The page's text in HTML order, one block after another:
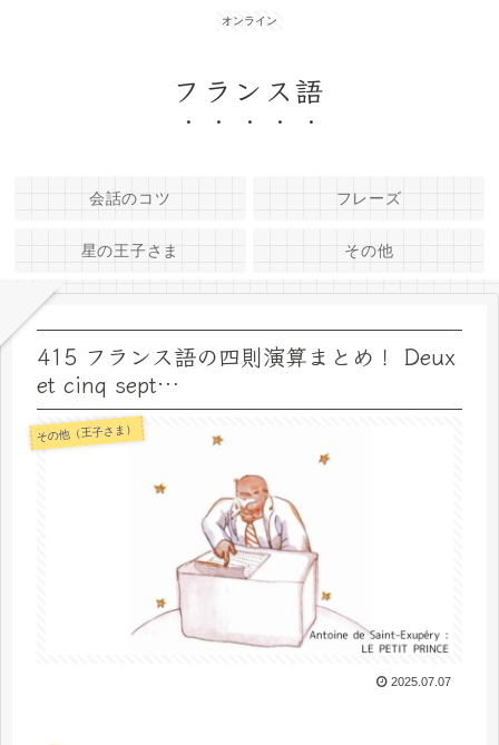
オンライン
フランス語
会話のコツ フレーズ
星の王子さま その他
415 フランス語の四則演算まとめ！ Deux
et cinq sept…
その他（王子さま）
2025.07.07